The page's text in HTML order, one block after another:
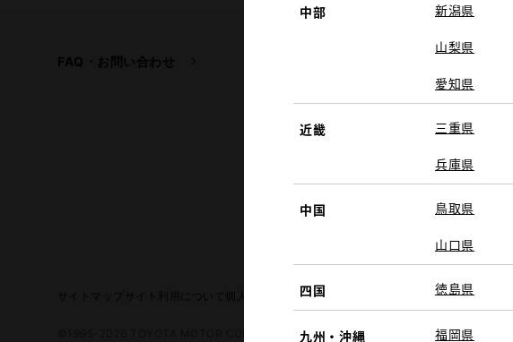
中部 新潟県
山梨県
愛知県
近畿 三重県
兵庫県
中国 鳥取県
山口県
四国 徳島県
九州・沖縄 福岡県
FAQ・お問い合わせ
トヨタイムズ
サイト利用について 個人情報の取扱いについて TOYOTAアカウント利用規約
©1995-2026 TOYOTA MOTOR CORPORATION. ALL RIGHTS RESERVED.